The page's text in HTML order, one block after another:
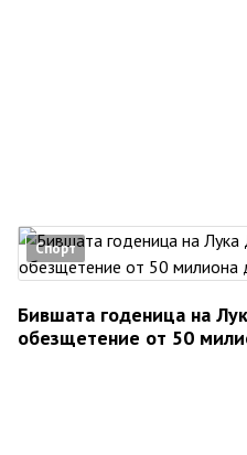
Спорт
Бившата годеница на
обезщетение от 50